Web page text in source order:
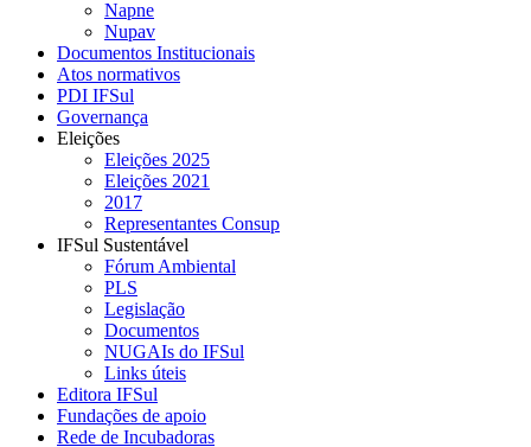
Napne
Nupav
Documentos Institucionais
Atos normativos
PDI IFSul
Governança
Eleições
Eleições 2025
Eleições 2021
2017
Representantes Consup
IFSul Sustentável
Fórum Ambiental
PLS
Legislação
Documentos
NUGAIs do IFSul
Links úteis
Editora IFSul
Fundações de apoio
Rede de Incubadoras